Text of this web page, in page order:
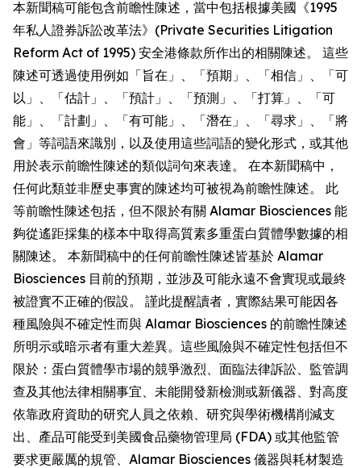
本新聞稿可能包含前瞻性陳述，當中包括根據美國《1995
年私人證券訴訟改革法》(Private Securities Litigation
Reform Act of 1995) 安全港條款所作出的相關陳述。 這些
陳述可透過使用例如「旨在」、「預期」、「相信」、「可
以」、「估計」、「預計」、「預測」、「打算」、「可
能」、「計劃」、「有可能」、「潛在」、「尋求」、「將
會」等詞語來識別，以及使用這些詞語的變化形式，或其他
用於表示前瞻性陳述的類似詞句來表達。 在本新聞稿中，
任何此類並非歷史事實的陳述均可被視為前瞻性陳述。 此
等前瞻性陳述包括，但不限於有關 Alamar Biosciences 能
夠從遙距採集的樣本中取得高質素多重蛋白質體學數據的相
關陳述。 本新聞稿中的任何前瞻性陳述皆基於 Alamar
Biosciences 目前的預期，並涉及可能永遠不會實現或最終
被證實不正確的假設。 謹此提醒讀者，實際結果可能因各
種風險與不確定性而與 Alamar Biosciences 的前瞻性陳述
所明示或暗示者有重大差異。這些風險與不確定性包括但不
限於：蛋白質體學市場的競爭激烈、面臨法律訴訟、監管調
查及其他法律相關事宜、未能開發新檢測或新儀器、對高度
依靠政府資助的研究人員之依賴、研究與學術機構削減支
出、產品可能受到美國食品藥物管理局 (FDA) 或其他監管
要求更嚴厲的規管、Alamar Biosciences 儀器與耗材製造